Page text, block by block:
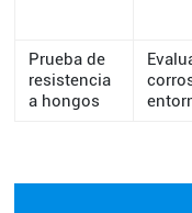
Prueba de
resistencia
a hongos